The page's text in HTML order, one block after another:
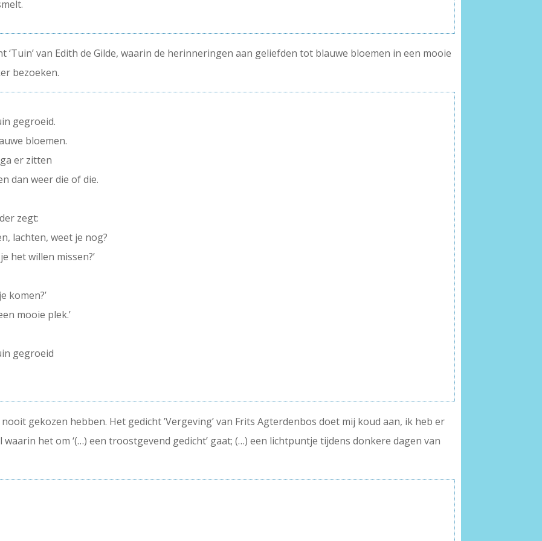
‘Tuin’ van Edith de Gilde, waarin de herinneringen aan geliefden tot blauwe bloemen in een mooie
bezoeken.
gegroeid.
bloemen.
er zitten
dan weer die of die.
zegt:
lachten, weet je nog?
het willen missen?’
komen?’
mooie plek.’
gegroeid
gekozen hebben. Het gedicht ’Vergeving’ van Frits Agterdenbos doet mij koud aan, ik heb er
het om ‘(…) een troostgevend gedicht’ gaat; (…) een lichtpuntje tijdens donkere dagen van